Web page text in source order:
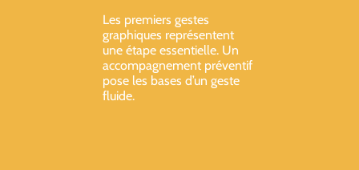
Les premiers gestes
graphiques représentent
une étape essentielle. Un
accompagnement préventif
pose les bases d’un geste
fluide.